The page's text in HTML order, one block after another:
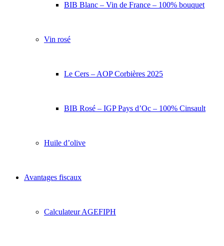
BIB Blanc – Vin de France – 100% bouquet
Vin rosé
Le Cers – AOP Corbières 2025
BIB Rosé – IGP Pays d’Oc – 100% Cinsault
Huile d’olive
Avantages fiscaux
Calculateur AGEFIPH